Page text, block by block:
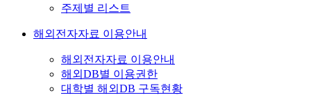
주제별 리스트
해외전자자료 이용안내
해외전자자료 이용안내
해외DB별 이용권한
대학별 해외DB 구독현황